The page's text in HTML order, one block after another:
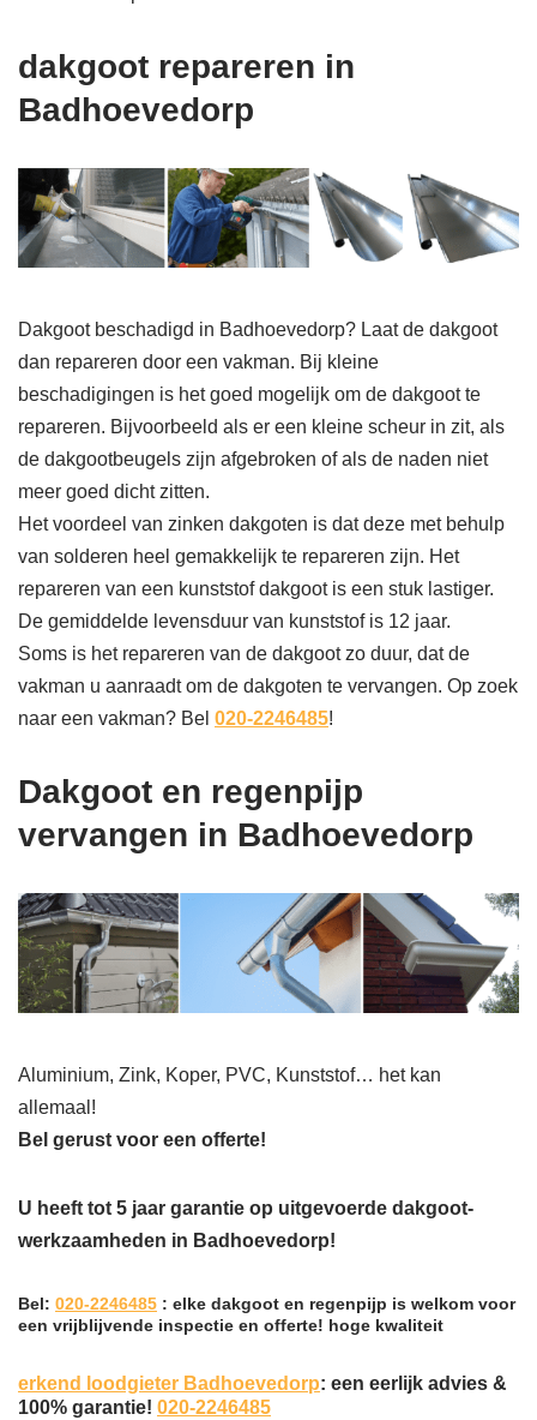
dakgoot repareren in
Badhoevedorp
Dakgoot beschadigd in Badhoevedorp? Laat de dakgoot
dan repareren door een vakman. Bij kleine
beschadigingen is het goed mogelijk om de dakgoot te
repareren. Bijvoorbeeld als er een kleine scheur in zit, als
de dakgootbeugels zijn afgebroken of als de naden niet
meer goed dicht zitten.
Het voordeel van zinken dakgoten is dat deze met behulp
van solderen heel gemakkelijk te repareren zijn. Het
repareren van een kunststof dakgoot is een stuk lastiger.
De gemiddelde levensduur van kunststof is 12 jaar.
Soms is het repareren van de dakgoot zo duur, dat de
vakman u aanraadt om de dakgoten te vervangen. Op zoek
naar een vakman? Bel 020-2246485!
Dakgoot en regenpijp
vervangen in Badhoevedorp
Aluminium, Zink, Koper, PVC, Kunststof… het kan
allemaal!
Bel gerust voor een offerte!
U heeft tot 5 jaar garantie op uitgevoerde dakgoot-
werkzaamheden in Badhoevedorp!
Bel: 020-2246485 : elke dakgoot en regenpijp is welkom voor
een vrijblijvende inspectie en offerte! hoge kwaliteit
erkend loodgieter Badhoevedorp: een eerlijk advies &
100% garantie! 020-2246485